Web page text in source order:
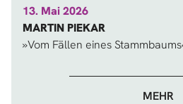
13. Mai 2026
MARTIN PIEKAR
»Vom Fällen eines
MEHR